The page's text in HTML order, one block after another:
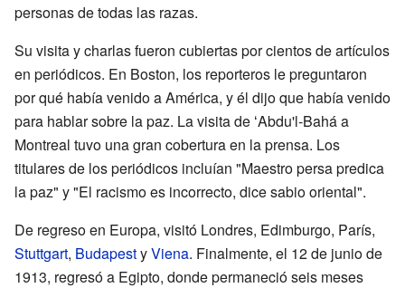
personas de todas las razas.
Su visita y charlas fueron cubiertas por cientos de artículos
en periódicos. En Boston, los reporteros le preguntaron
por qué había venido a América, y él dijo que había venido
para hablar sobre la paz. La visita de ʻAbdu'l-Bahá a
Montreal tuvo una gran cobertura en la prensa. Los
titulares de los periódicos incluían "Maestro persa predica
la paz" y "El racismo es incorrecto, dice sabio oriental".
De regreso en Europa, visitó Londres, Edimburgo, París,
Stuttgart, BudapestyViena. Finalmente, el 12 de junio de
1913, regresó a Egipto, donde permaneció seis meses